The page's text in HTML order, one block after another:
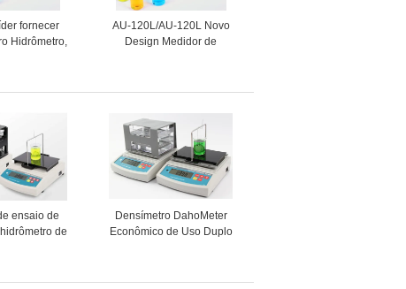
fornecer
Hidrômetro,
AU-120L/AU-120L Novo
Design Medidor de
Eletrônico, Dispositivo de
Fornecedor TOP
ensaio de
de
em pó
Densímetro DahoMeter
Econômico de Uso Duplo
de Sólidos e Líquidos para